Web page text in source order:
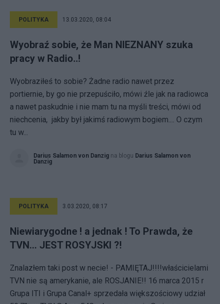
POLITYKA 13.03.2020, 08:04
Wyobraź sobie, że Man NIEZNANY szuka
pracy w Radio..!
Wyobraziłeś to sobie? Żadne radio nawet przez
portiernie, by go nie przepuściło, mówi źle jak na radiowca
a nawet paskudnie i nie mam tu na myśli treści, mówi od
niechcenia, jakby był jakimś radiowym bogiem.... O czym
tu w...
Darius Salamon von Danzig na blogu Darius Salamon von
Danzig
POLITYKA 3.03.2020, 08:17
Niewiarygodne ! a jednak ! To Prawda, że
TVN... JEST ROSYJSKI ?!
Znalazłem taki post w necie! - PAMIĘTAJ!!!!właścicielami
TVN nie są amerykanie, ale ROSJANIE!! 16 marca 2015 r
Grupa ITI i Grupa Canal+ sprzedała większościowy udział